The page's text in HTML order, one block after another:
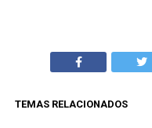
TEMAS RELACIONADOS